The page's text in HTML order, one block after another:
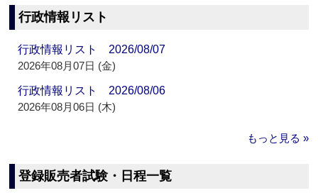
行政情報リスト
行政情報リスト 2026/08/07
2026年08月07日 (金)
行政情報リスト 2026/08/06
2026年08月06日 (木)
もっと見る »
登録販売者試験・日程一覧